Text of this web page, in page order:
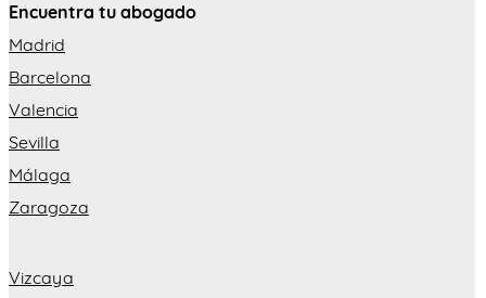
Encuentra tu abogado
Madrid
Barcelona
Valencia
Sevilla
Málaga
Zaragoza
Vizcaya